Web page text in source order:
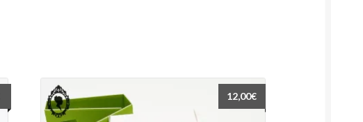
12,00€